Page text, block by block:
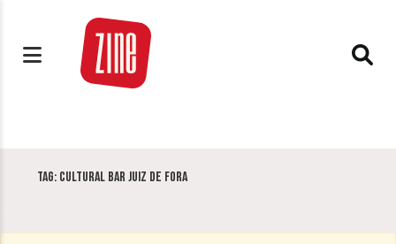
Tag: Cultural Bar Juiz de Fora